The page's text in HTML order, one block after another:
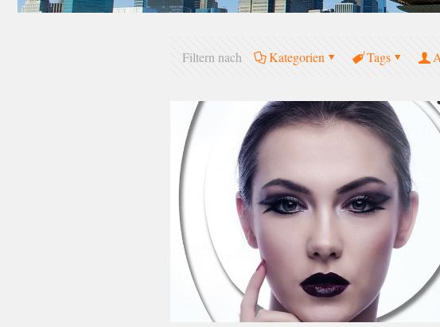
Filtern nach Kategorien Tags